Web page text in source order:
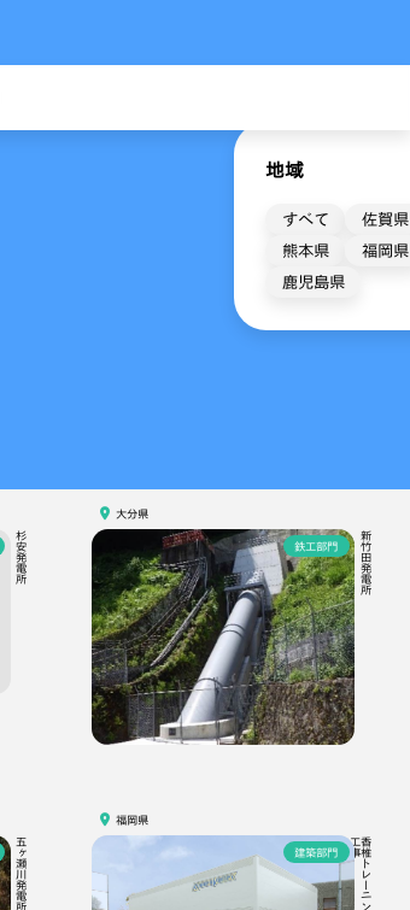
地域
すべて 佐賀県
熊本県
福岡県
鹿児島県
杉安発電所
大分県
新竹田発電所
鉄工部門
五ヶ瀬川発電所
福岡県
事
建築部門